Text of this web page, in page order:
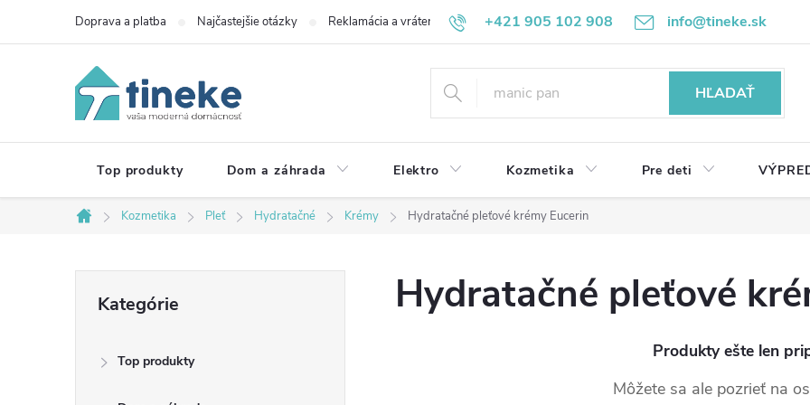
+421 905 102 908 info@tineke.sk
Doprava a platba Najčastejšie otázky Reklamácia a vrátenie Obchodné podmienky Ochrana osobných údajov
HĽADAŤ
Top produkty Dom a záhrada Elektro Kozmetika Pre deti
Domov
Kozmetika Pleť Hydratačné Krémy Hydratačné pleťové krémy Eucerin
kategórie
Kategórie
Top produkty
Hydratačné pleťové
Produkty ešte len
Môžete sa ale pozrieť na